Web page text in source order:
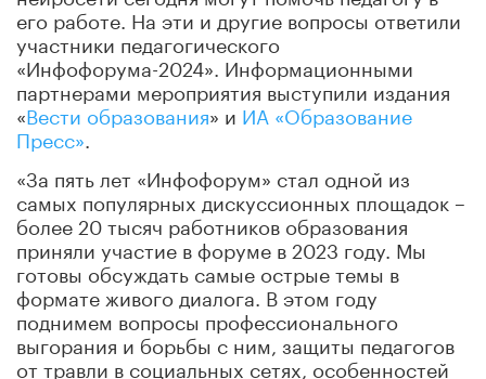
его работе. На эти и другие вопросы ответили
участники педагогического
«Инфофорума-2024». Информационными
партнерами мероприятия выступили издания
«Вести образования» и ИА «Образование
Пресс»
«За пять лет «Инфофорум» стал одной из
самых популярных дискуссионных площадок –
более 20 тысяч работников образования
приняли участие в форуме в 2023 году. Мы
готовы обсуждать самые острые темы в
формате живого диалога. В этом году
поднимем вопросы профессионального
выгорания и борьбы с ним, защиты педагогов
от травли в социальных сетях, особенностей